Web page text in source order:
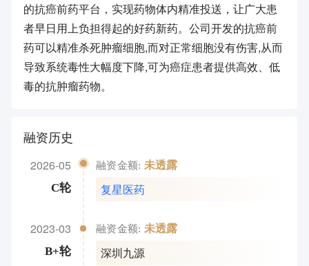
的抗癌前药平台，实现药物体内精准投送，让广大患
者早日用上负担得起的好药新药。公司开发的抗癌前
药可以精准杀死肿瘤细胞,而对正常细胞没有伤害,从而
导致系统毒性大幅度下降,可为癌症患者提供高效、低
毒的抗肿瘤药物。
融资历史
2026-05
C轮
融资金额: 未透露
复星医药
2023-03
B+轮
融资金额: 未透露
深圳九源